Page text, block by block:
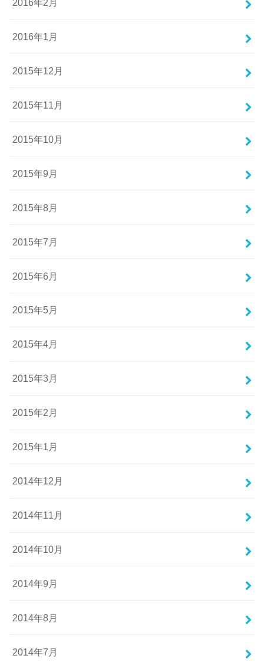
2016年2月
2016年1月
2015年12月
2015年11月
2015年10月
2015年9月
2015年8月
2015年7月
2015年6月
2015年5月
2015年4月
2015年3月
2015年2月
2015年1月
2014年12月
2014年11月
2014年10月
2014年9月
2014年8月
2014年7月